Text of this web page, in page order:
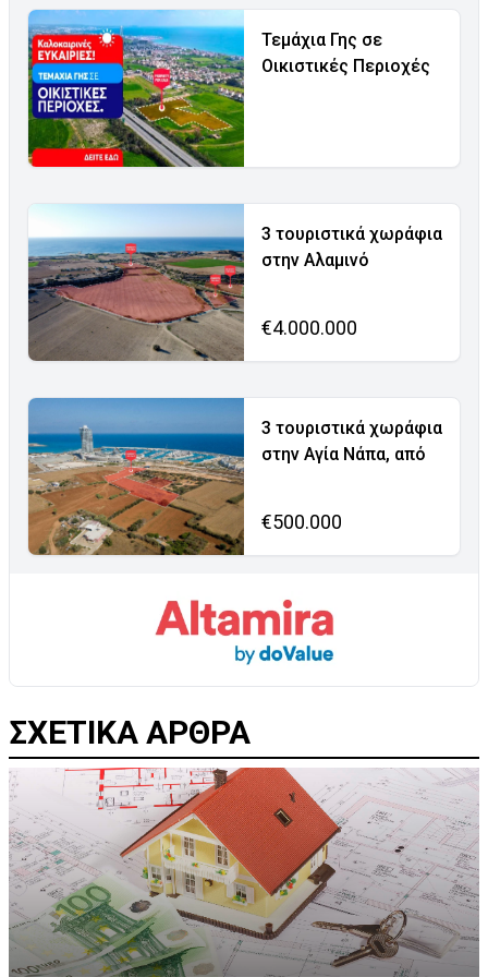
Τεμάχια Γης σε
Οικιστικές Περιοχές
3 τουριστικά χωράφια
στην Αλαμινό
€4.000.000
3 τουριστικά χωράφια
στην Αγία Νάπα, από
€500.000
ΣΧΕΤΙΚΑ ΑΡΘΡΑ